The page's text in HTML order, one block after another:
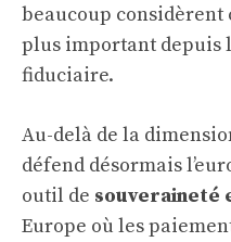
beaucoup considèrent
plus important depuis
fiduciaire.
Au-delà de la
défend désormais
outil de souveraineté
Europe où les